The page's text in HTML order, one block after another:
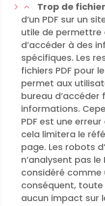
Trop de
d’un PDF sur un
utile de permettre
d’accéder à des
spécifiques. Les
fichiers PDF pour
permet aux
bureau d’accéder
informations.
PDF est une
cela limitera le
page. Les robots
n’analysent pas le
considéré comme
conséquent,
aucun impact sur